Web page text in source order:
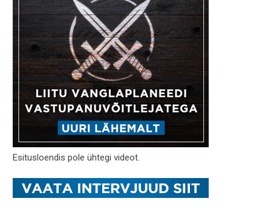
Esitusloendis pole ühtegi videot.